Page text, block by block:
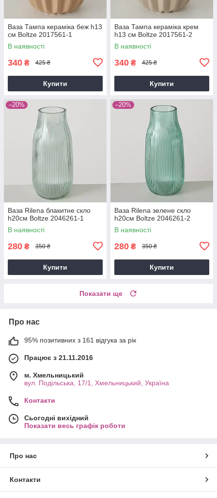
Ваза Тампа кераміка беж h13
см Boltze 2017561-1
В наявності
340 ₴ 425 ₴
Купити
Ваза Тампа кераміка крем
h13 см Boltze 2017561-2
В наявності
340 ₴ 425 ₴
Купити
–20%
Ваза Rilena блакитне скло
h20см Boltze 2046261-1
В наявності
280 ₴ 350 ₴
Купити
–20%
Ваза Rilena зелене скло
h20см Boltze 2046261-2
В наявності
280 ₴ 350 ₴
Купити
Показати ще
Про нас
95% позитивних з 161 відгука за рік
Працює з 21.11.2016
м. Хмельницький
вул. Подільська, 17/1, Хмельницький, Україна
Контакти
Сьогодні вихідний
Показати весь графік роботи
Про нас
Контакти